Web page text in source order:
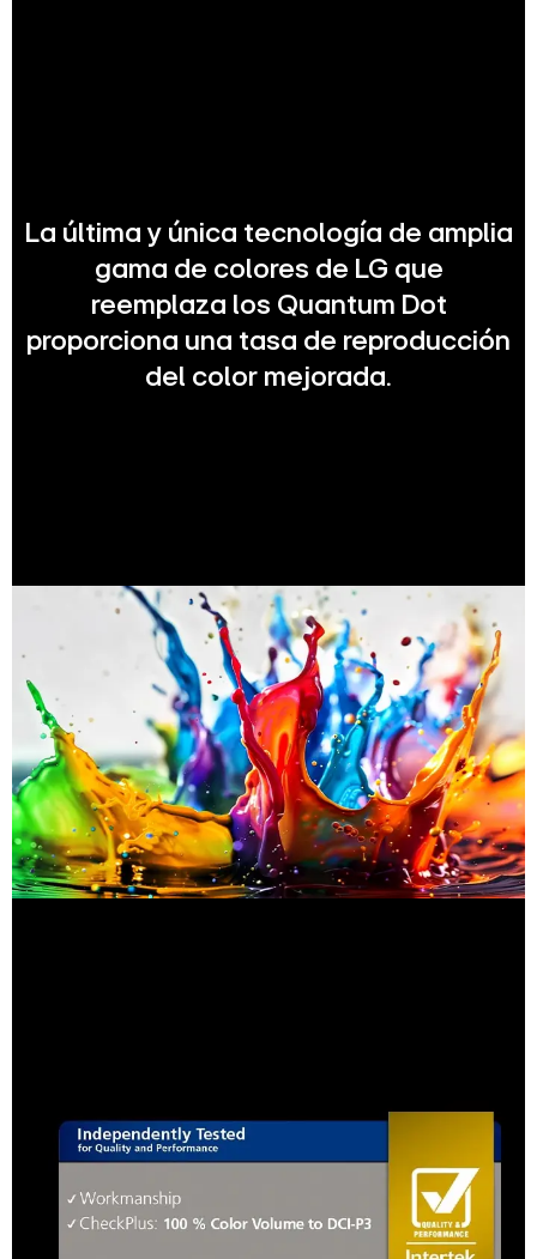
La última y única tecnología de amplia
gama de colores de LG que
reemplaza los Quantum Dot
proporciona una tasa de reproducción
del color mejorada.